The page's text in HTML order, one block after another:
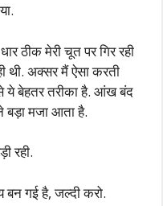
ठीक मेरी चूत पर गिर रही
थी. अक्सर मैं ऐसा करती
ये बेहतर तरीका है. आंख बंद
मजा आता है.
रही.
गई है, जल्दी करो.